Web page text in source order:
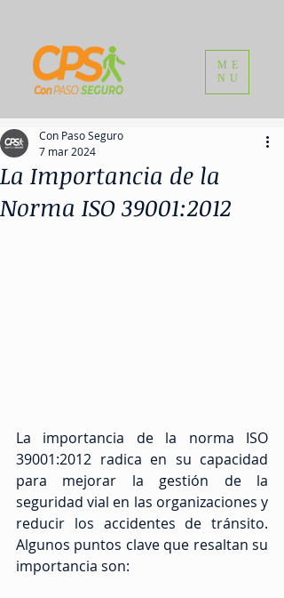
ME
NU
La Importancia de la
Norma ISO 39001:2012
Con Paso Seguro
7 mar 2024
La importancia de la norma ISO
39001:2012 radica en su capacidad
para mejorar la gestión de la
seguridad vial en las organizaciones y
reducir los accidentes de tránsito.
Algunos puntos clave que resaltan su
importancia son: